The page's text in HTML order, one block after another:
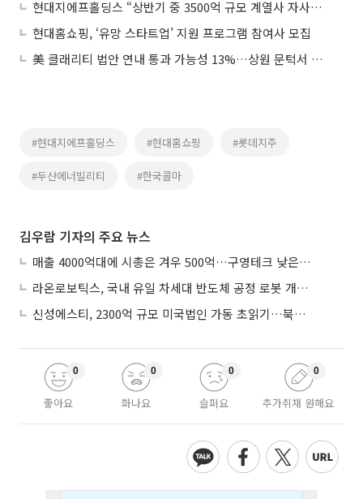
현대지에프홀딩스 “상반기 중 3500억 규모 계열사 자사주 소각”
현대홈쇼핑, ‘유망 스타트업’ 지원 프로그램 참여사 모집
美 클래리티 법안 연내 통과 가능성 13%…상원 문턱서 제동
#현대지에프홀딩스 #현대홈쇼핑 #롯데지주
#두산에너빌리티 #한국콜마
김우람 기자의 주요 뉴스
매출 4000억대에 시총은 겨우 500억…구영테크 낮은 몸값에 저가 승계 마무리
라온로보틱스, 국내 유일 차세대 반도체 공정 로봇 개발 ‘고객사 테스트 진행’
신성에스티, 2300억 규모 미국법인 가동 초읽기…북미 ESS 공략 본격화
좋아요
0
화나요
0
슬퍼요
0
추가취재 원해요
0